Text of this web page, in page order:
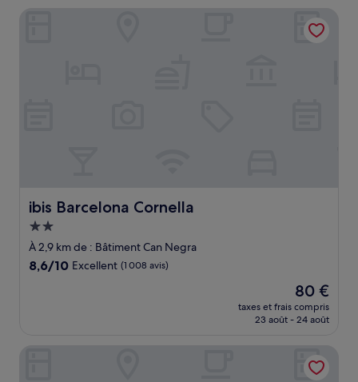
de
97 €
ibis Barcelona Cornella
ibis Barcelona Cornella
Hébergement
2.0 étoiles
À 2,9 km de : Bâtiment Can Negra
8.6
8,6/10 Excellent (1 008 avis)
Le
nouveau
prix
de
80 €
80 €
taxes et frais compris
23 août - 24 août